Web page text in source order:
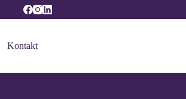
Kontakt